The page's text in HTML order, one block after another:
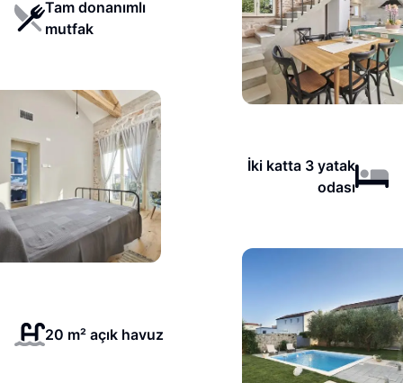
Tam donanımlı
mutfak
İki katta 3 yatak
odası
20 m² açık havuz